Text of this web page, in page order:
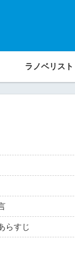
ラノベリスト
らすじ